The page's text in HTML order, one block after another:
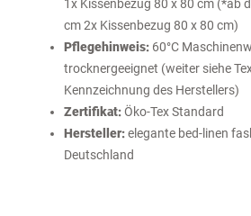
1x Kissenbezug 80 x 80 cm (*ab
cm 2x Kissenbezug 80 x 80 cm)
Pflegehinweis: 60°C
trocknergeeignet (weiter siehe
Kennzeichnung des Herstellers)
Zertifikat:Öko-Tex Standard
Hersteller:elegante bed-linen
Deutschland